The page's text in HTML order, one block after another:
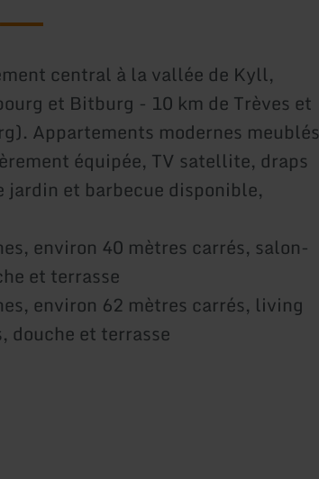
central à la vallée de Kyll,
et Bitburg - 10 km de Trèves et
Appartements modernes meublés
équipée, TV satellite, draps
et barbecue disponible,
environ 40 mètres carrés, salon-
et terrasse
environ 62 mètres carrés, living
douche et terrasse